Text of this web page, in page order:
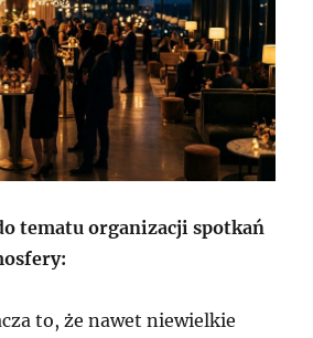
tematu organizacji spotkań
to, że nawet niewielkie